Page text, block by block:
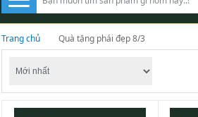
Trang chủ Quà tặng phái đẹp 8/3